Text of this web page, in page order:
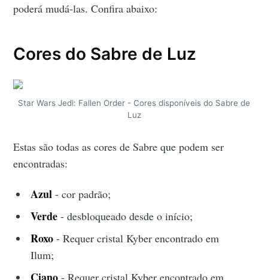
poderá mudá-las. Confira abaixo:
Cores do Sabre de Luz
Star Wars Jedi: Fallen Order - Cores disponíveis do Sabre de
Luz
Estas são todas as cores de Sabre que podem ser
encontradas:
Azul- cor padrão;
Verde- desbloqueado desde o início;
Roxo- Requer cristal Kyber encontrado em
Ilum;
- Requer cristal Kyber encontrado em